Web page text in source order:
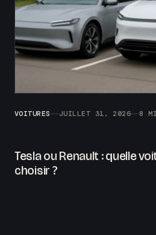
VOITURES JUILLET 31, 2026 8
Tesla ou Renault : quelle
choisir ?